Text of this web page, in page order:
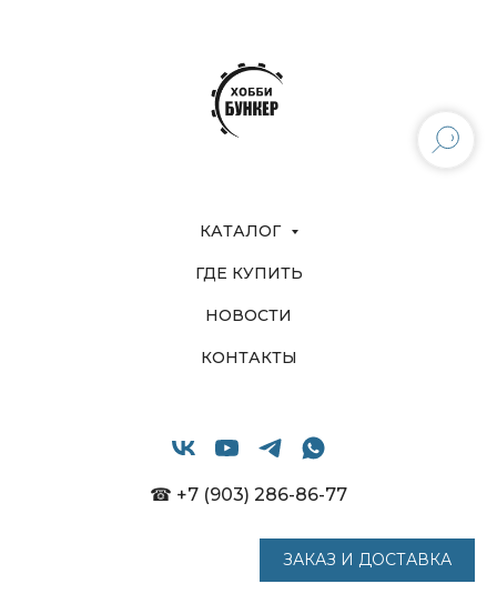
КАТАЛОГ
ГДЕ КУПИТЬ
НОВОСТИ
КОНТАКТЫ
☎ +7 (903) 286-86-77
ЗАКАЗ И ДОСТАВКА